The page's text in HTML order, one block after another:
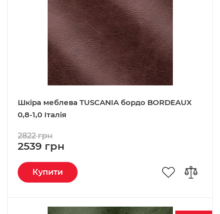
Шкіра меблева TUSCANIA бордо BORDEAUX
0,8-1,0 Італія
2539 грн
2822 грн
Купити